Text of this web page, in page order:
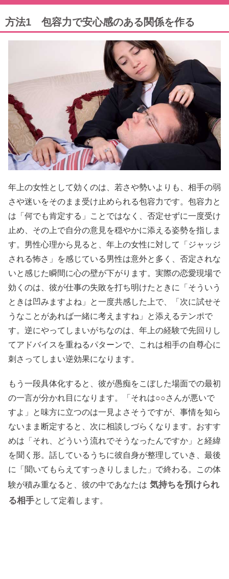
方法1 包容力で安心感のある関係を作る
年上の女性として効くのは、若さや勢いよりも、相手の弱
さや迷いをそのまま受け止められる包容力です。包容力と
は「何でも肯定する」ことではなく、否定せずに一度受け
止め、その上で自分の意見を穏やかに添える姿勢を指しま
す。男性心理から見ると、年上の女性に対して「ジャッジ
される怖さ」を感じている男性は意外と多く、否定されな
いと感じた瞬間に心の壁が下がります。実際の恋愛現場で
効くのは、彼が仕事の失敗を打ち明けたときに「そういう
ときは凹みますよね」と一度共感した上で、「次に試せそ
うなことがあれば一緒に考えますね」と添えるテンポで
す。逆にやってしまいがちなのは、年上の経験で先回りし
てアドバイスを重ねるパターンで、これは相手の自尊心に
刺さってしまい逆効果になります。
もう一段具体化すると、彼が愚痴をこぼした場面での最初
の一言が分かれ目になります。「それは○○さんが悪いで
すよ」と味方に立つのは一見よさそうですが、事情を知ら
ないまま断定すると、次に相談しづらくなります。おすす
めは「それ、どういう流れでそうなったんですか」と経緯
を聞く形。話しているうちに彼自身が整理していき、最後
に「聞いてもらえてすっきりしました」で終わる。この体
験が積み重なると、彼の中であなたは 気持ちを預けられ
る相手として定着します。